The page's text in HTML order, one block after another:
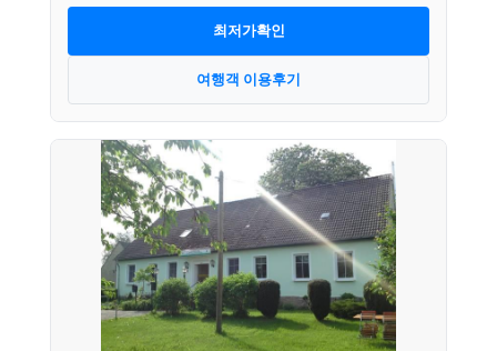
최저가확인
여행객 이용후기